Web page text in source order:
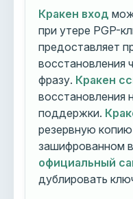
Кракен вход
при утере PGP-
предоставляет
восстановления
фразу. Кракен
восстановления
поддержки.
резервную
зашифрованном
официальный
дублировать